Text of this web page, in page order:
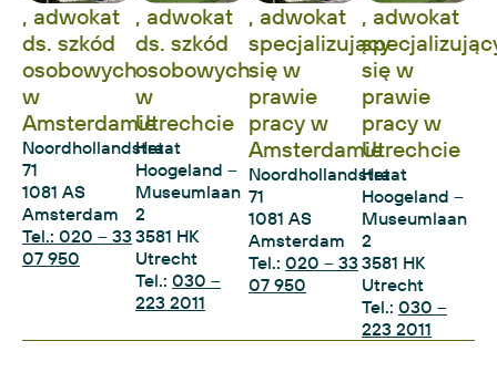
, adwokat
ds. szkód
osobowych
w
Amsterdamie
Noordhollandstraat
71
1081 AS
Amsterdam
Tel.: 020 – 33
07 950
, adwokat
ds. szkód
osobowych
w
Utrechcie
Het
Hoogeland –
Museumlaan
2
3581 HK
Utrecht
Tel.: 030 –
223 2011
, adwokat
specjalizujący
się w
prawie
pracy w
Amsterdamie
Noordhollandstraat
71
1081 AS
Amsterdam
Tel.: 020 – 33
07 950
, adwokat
się w
prawie
pracy w
Utrechcie
Het
Hoogeland –
Museumlaan
2
3581 HK
Utrecht
Tel.: 030 –
223 2011